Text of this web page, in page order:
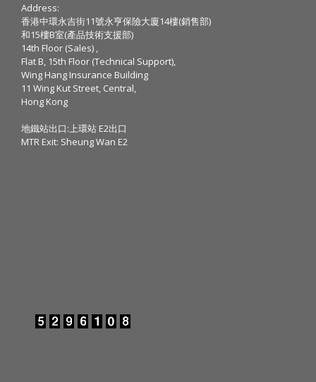
Address:
香港中環永吉街11號永亨保險大廈14樓(銷售部)
和15樓B室(產品技術支援部)
14th Floor (Sales) ,
Flat B, 15th Floor (Technical Support),
Wing Hang Insurance Building
11 Wing Kut Street, Central,
Hong Kong
地鐵站出口:上環站 E2出口
MTR Exit: Sheung Wan E2